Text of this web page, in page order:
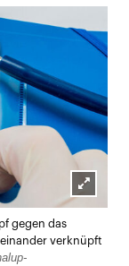
Lightbox
gegen das
verknüpft